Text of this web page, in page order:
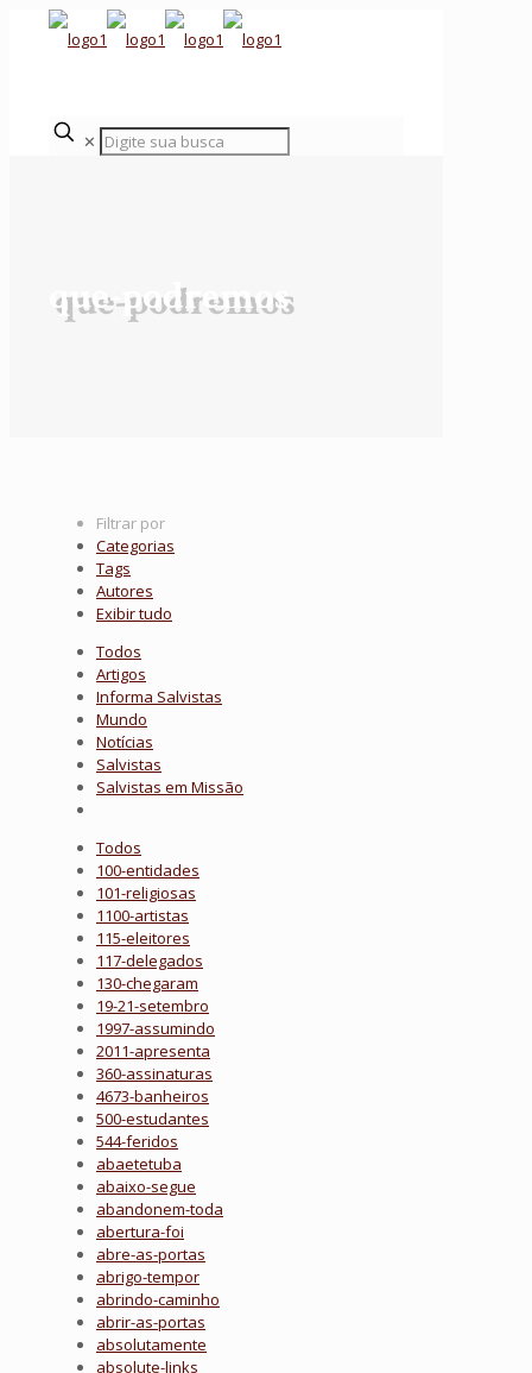
✕
que-podremos
Filtrar por
Categorias
Tags
Autores
Exibir tudo
Todos
Artigos
Informa Salvistas
Mundo
Notícias
Salvistas
Salvistas em Missão
Todos
100-entidades
101-religiosas
1100-artistas
115-eleitores
117-delegados
130-chegaram
19-21-setembro
1997-assumindo
2011-apresenta
360-assinaturas
4673-banheiros
500-estudantes
544-feridos
abaetetuba
abaixo-segue
abandonem-toda
abertura-foi
abre-as-portas
abrigo-tempor
abrindo-caminho
abrir-as-portas
absolutamente
absolute-links